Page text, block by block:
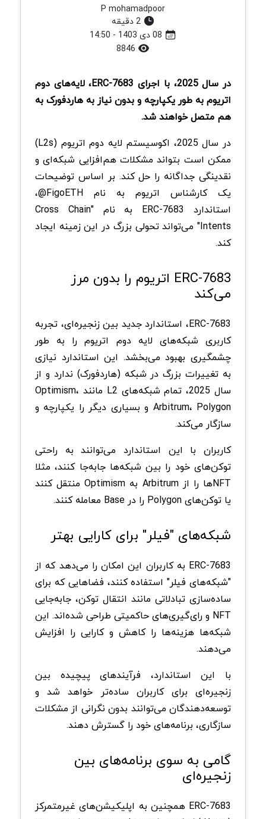
P mohamadpoor
2 دقیقه
در سال 2025، با اجرای ERC-7683، لایه‌های دوم
اتریوم به طور یکپارچه و بدون نیاز به هاردفورک به
هم متصل خواهند شد.
در سال 2025، اکوسیستم لایه دوم اتریوم (L2s)
ممکن است بتواند مشکلات هم‌افزایی شبکه‌ای و
نقدینگی جداگانه را حل کند. بر اساس توضیحات
یک کارشناس اتریوم به نام FigoETH@،
استاندارد ERC-7683 به نام "Cross Chain
Intents" می‌تواند تحولی بزرگ در این زمینه ایجاد
کند.
ERC-7683 اتریوم را بدون مرز
می‌کند
ERC-7683، استاندارد جدید بین زنجیره‌ای، تجربه
کاربری شبکه‌های لایه دوم اتریوم را به طور
چشمگیری بهبود می‌بخشد. این استاندارد نیازی
به تغییرات بزرگ در شبکه (هاردفورک) ندارد و از
سال 2025، تمام شبکه‌های L2 مانند Optimism،
Arbitrum، Polygon و بسیاری دیگر را یکپارچه و
سازگار می‌کند.
کاربران با این استاندارد می‌توانند به راحتی
توکن‌های خود را بین شبکه‌ها جابه‌جا کنند، مثلا
NFT‌ها را از Arbitrum به Optimism منتقل کنند
یا توکن‌های Polygon را در Base معامله کنند.
شبکه‌های "فیلر" برای کارایی بهتر
ERC-7683 به کاربران این امکان را می‌دهد که از
"شبکه‌های فیلر" استفاده کنند، فضاهایی که برای
ساده‌سازی تبادلاتی مانند انتقال توکن، جابه‌جایی
NFT و رای‌گیری‌های حاکمیتی طراحی شده‌اند. این
شبکه‌ها هزینه‌ها را کاهش و کارایی را افزایش
می‌دهند.
با این استاندارد، فرآیندهای پیچیده بین
زنجیره‌ای برای کاربران ساده‌تر خواهد شد و
توسعه‌دهندگان می‌توانند بدون نگرانی از مشکلات
سازگاری، برنامه‌های خود را گسترش دهند.
گامی به سوی برنامه‌های بین
زنجیره‌ای
ERC-7683 همچنین به اپلیکیشن‌های غیرمتمرکز